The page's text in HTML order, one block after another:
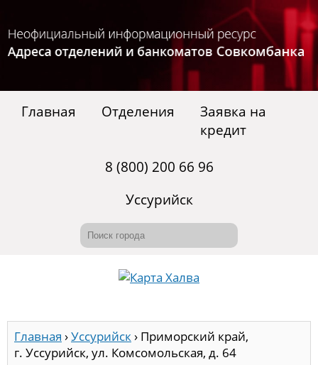
Главная Отделения
Заявка на
кредит
8 (800) 200 66 96
Уссурийск
Главная ›Уссурийск› Приморский край,
г. Уссурийск, ул. Комсомольская, д. 64